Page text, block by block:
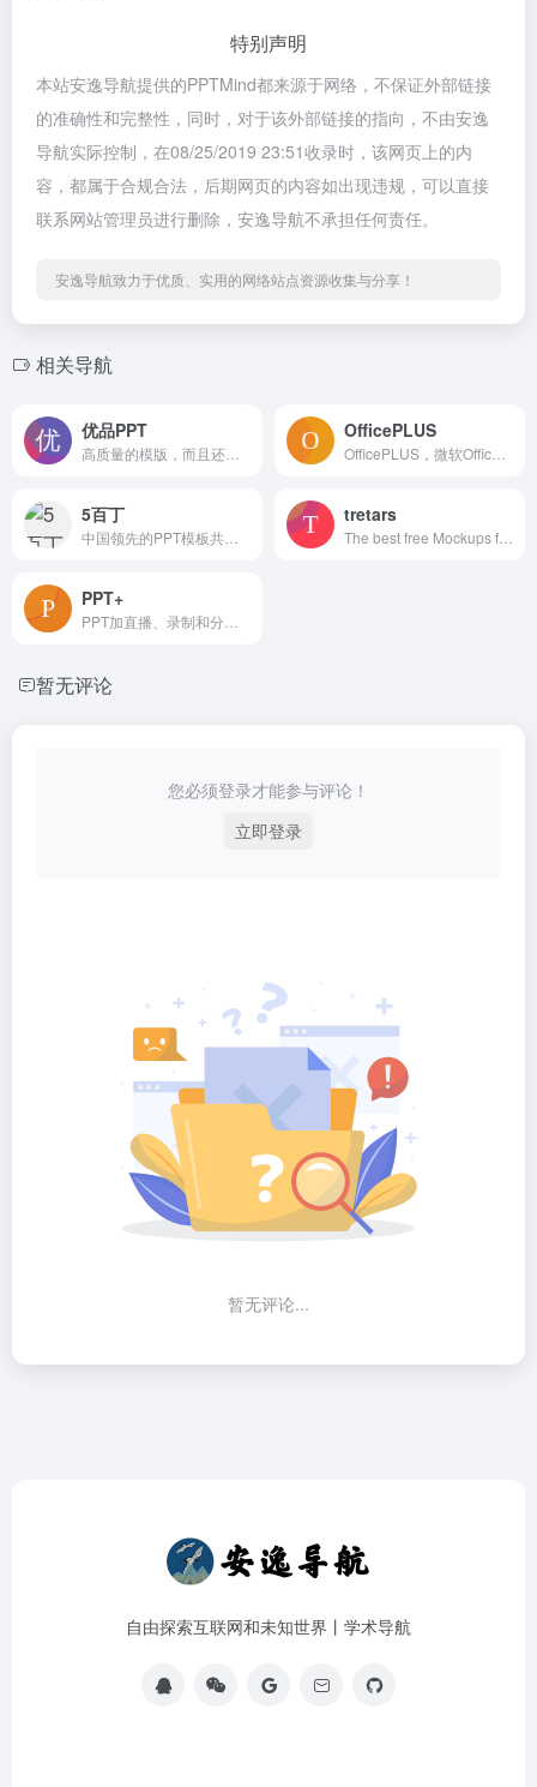
特别声明
本站安逸导航提供的PPTMind都来源于网络，不保证外部链接
的准确性和完整性，同时，对于该外部链接的指向，不由安逸
导航实际控制，在08/25/2019 23:51收录时，该网页上的内
容，都属于合规合法，后期网页的内容如出现违规，可以直接
联系网站管理员进行删除，安逸导航不承担任何责任。
安逸导航致力于优质、实用的网络站点资源收集与分享！
相关导航
优品PPT OfficePLUS
5百丁 tretars
PPT+
暂无评论
您必须登录才能参与评论！
立即登录
暂无评论...
自由探索互联网和未知世界丨学术导航